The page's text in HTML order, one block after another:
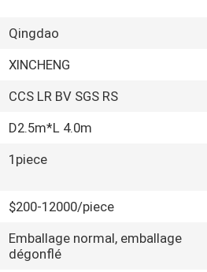
Qingdao
XINCHENG
CCS LR BV SGS RS
D2.5m*L 4.0m
1piece
$200-12000/piece
Emballage normal, emballage
dégonflé